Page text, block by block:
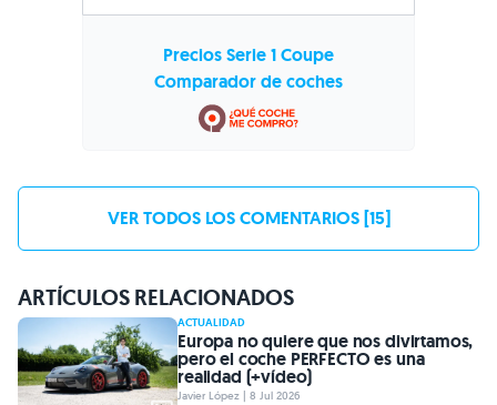
Precios Serie 1 Coupe
Comparador de coches
VER TODOS LOS COMENTARIOS [15]
ARTÍCULOS RELACIONADOS
ACTUALIDAD
Europa no quiere que nos divirtamos,
pero el coche PERFECTO es una
realidad (+vídeo)
Javier López | 8 Jul 2026